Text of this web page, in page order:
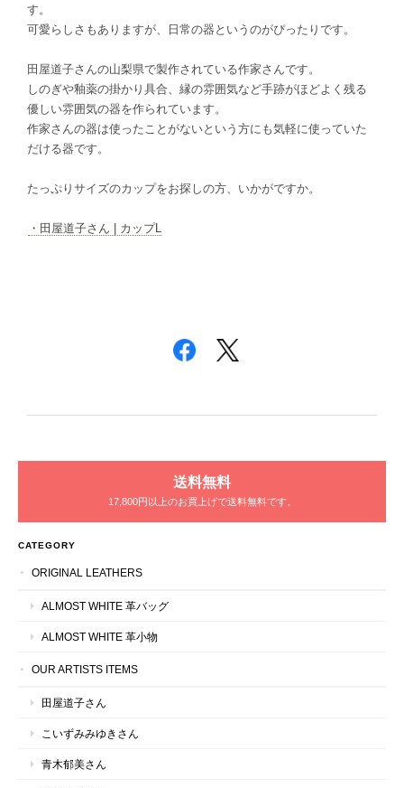
す。
可愛らしさもありますが、日常の器というのがぴったりです。
田屋道子さんの山梨県で製作されている作家さんです。
しのぎや釉薬の掛かり具合、縁の雰囲気など手跡がほどよく残る
優しい雰囲気の器を作られています。
作家さんの器は使ったことがないという方にも気軽に使っていた
だける器です。
たっぷりサイズのカップをお探しの方、いかがですか。
・田屋道子さん | カップL
送料無料
17,800円以上のお買上げで送料無料です。
CATEGORY
ORIGINAL LEATHERS
ALMOST WHITE 革バッグ
ALMOST WHITE 革小物
OUR ARTISTS ITEMS
田屋道子さん
こいずみみゆきさん
青木郁美さん